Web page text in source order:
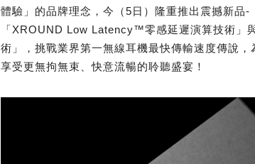
體驗」的品牌理念，今（5日）隆重推出震撼新品
「XROUND Low Latency™零感延遲演算技術
術」，挑戰業界第一無線耳機最快傳輸速度傳說，
享受更無拘無束、快意流暢的聆聽盛宴！